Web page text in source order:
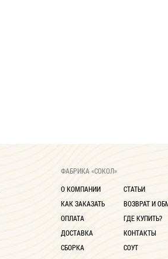
ФАБРИКА «СОКОЛ»
О КОМПАНИИ
КАК ЗАКАЗАТЬ
ОПЛАТА
ДОСТАВКА
СБОРКА
СТАТЬИ
ВОЗВРАТ И
ГДЕ КУПИТЬ?
КОНТАКТЫ
СОУТ